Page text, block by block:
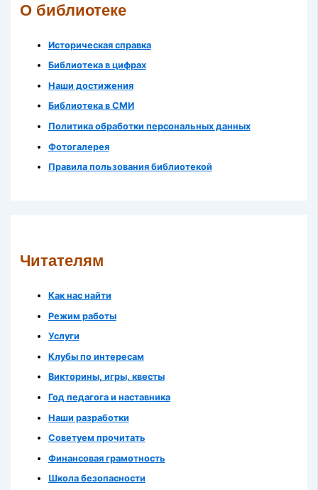
О библиотеке
Историческая справка
Библиотека в цифрах
Наши достижения
Библиотека в СМИ
Политика обработки персональных данных
Фотогалерея
Правила пользования библиотекой
Читателям
Как нас найти
Режим работы
Услуги
Клубы по интересам
Викторины, игры, квесты
Год педагога и наставника
Наши разработки
Советуем прочитать
Финансовая грамотность
Школа безопасности